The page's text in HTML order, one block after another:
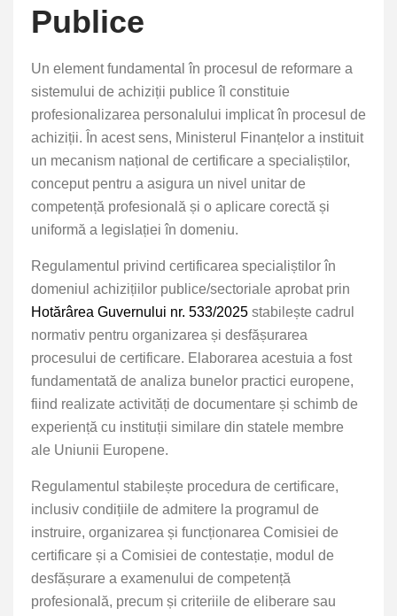
Publice
Un element fundamental în procesul de reformare a
sistemului de achiziții publice îl constituie
profesionalizarea personalului implicat în procesul de
achiziții. În acest sens, Ministerul Finanțelor a instituit
un mecanism național de certificare a specialiștilor,
conceput pentru a asigura un nivel unitar de
competență profesională și o aplicare corectă și
uniformă a legislației în domeniu.
Regulamentul privind certificarea specialiștilor în
domeniul achizițiilor publice/sectoriale aprobat prin
Hotărârea Guvernului nr. 533/2025 stabilește cadrul
normativ pentru organizarea și desfășurarea
procesului de certificare. Elaborarea acestuia a fost
fundamentată de analiza bunelor practici europene,
fiind realizate activități de documentare și schimb de
experiență cu instituții similare din statele membre
ale Uniunii Europene.
Regulamentul stabilește procedura de certificare,
inclusiv condițiile de admitere la programul de
instruire, organizarea și funcționarea Comisiei de
certificare și a Comisiei de contestație, modul de
desfășurare a examenului de competență
profesională, precum și criteriile de eliberare sau